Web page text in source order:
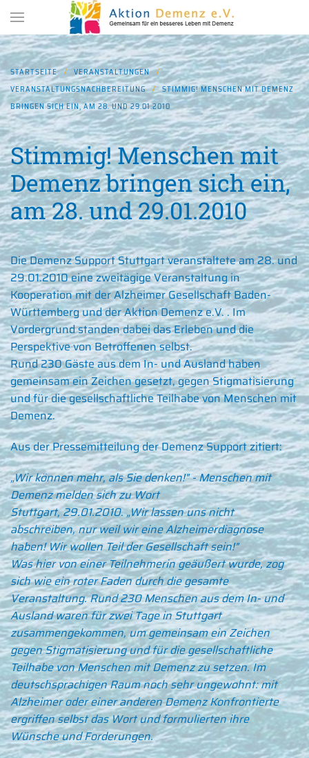
Zum Hauptinhalt springen
STARTSEITE
VERANSTALTUNGEN
VERANSTALTUNGSNACHBEREITUNG
STIMMIG! MENSCHEN MIT DEMENZ
BRINGEN SICH EIN, AM 28. UND 29.01.2010
Stimmig! Menschen mit
Demenz bringen sich ein,
am 28. und 29.01.2010
Die Demenz Support Stuttgart veranstaltete am 28. und
29.01.2010 eine zweitägige Veranstaltung in
Kooperation mit der Alzheimer Gesellschaft Baden-
Württemberg und der Aktion Demenz e.V. . Im
Vordergrund standen dabei das Erleben und die
Perspektive von Betroffenen selbst.
Rund 230 Gäste aus dem In- und Ausland haben
gemeinsam ein Zeichen gesetzt, gegen Stigmatisierung
und für die gesellschaftliche Teilhabe von Menschen mit
Demenz.
Aus der Pressemitteilung der Demenz Support zitiert:
„Wir können mehr, als Sie denken!" - Menschen mit
Demenz melden sich zu Wort
Stuttgart, 29.01.2010.„Wir lassen uns nicht
abschreiben, nur weil wir eine Alzheimerdiagnose
haben! Wir wollen Teil der Gesellschaft sein!"
Was hier von einer Teilnehmerin geäußert wurde, zog
sich wie ein roter Faden durch die gesamte
Veranstaltung. Rund 230 Menschen aus dem In- und
Ausland waren für zwei Tage in Stuttgart
zusammengekommen, um gemeinsam ein Zeichen
gegen Stigmatisierung und für die gesellschaftliche
Teilhabe von Menschen mit Demenz zu setzen. Im
deutschsprachigen Raum noch sehr ungewohnt: mit
Alzheimer oder einer anderen Demenz Konfrontierte
ergriffen selbst das Wort und formulierten ihre
Wünsche und Forderungen.